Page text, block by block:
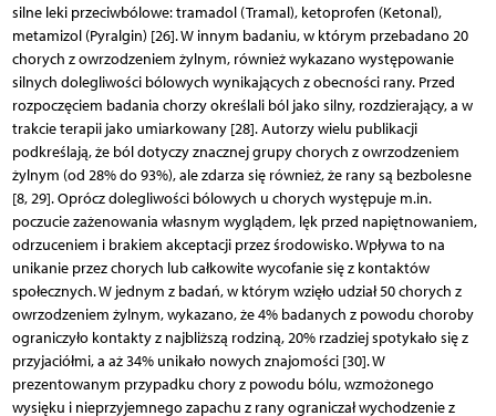
silne leki przeciwbólowe: tramadol (Tramal), ketoprofen (Ketonal),
metamizol (Pyral­gin) [26]. W innym badaniu, w którym przebadano 20
chorych z owrzodzeniem żylnym, również wykazano występowanie
silnych dolegliwości bólowych wynikających z obecności rany. Przed
rozpoczęciem badania chorzy określali ból jako silny, rozdzierający, a w
trakcie terapii jako umiarkowany [28]. Autorzy wielu publikacji
podkreślają, że ból dotyczy znacznej grupy chorych z owrzodzeniem
żylnym (od 28% do 93%), ale zdarza się również, że rany są bezbolesne
[8, 29]. Oprócz dolegliwości bólowych u chorych występuje m.in.
poczucie zażenowania własnym wyglądem, lęk przed napiętnowaniem,
odrzuceniem i brakiem akceptacji przez środowisko. Wpływa to na
unikanie przez chorych lub całkowite wycofanie się z kontaktów
społecznych. W jednym z badań, w którym wzięło udział 50 chorych z
owrzodzeniem żylnym, wykazano, że 4% badanych z powodu choroby
ograniczyło kontakty z najbliższą rodziną, 20% rzadziej spotykało się z
przyjaciółmi, a aż 34% unikało nowych znajomości [30]. W
prezentowanym przypadku chory z powodu bólu, wzmożonego
wysięku i nieprzyjemnego zapachu z rany ograniczał wychodzenie z